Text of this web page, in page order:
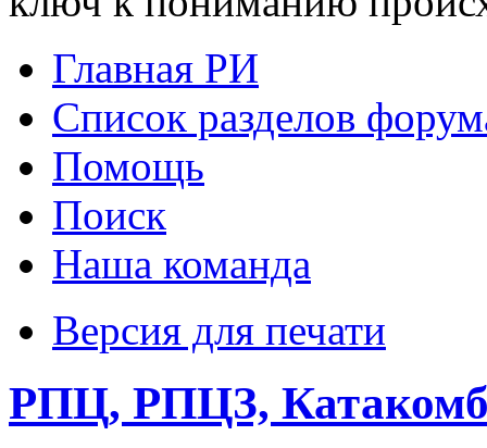
Главная РИ
Список разделов
Помощь
Поиск
Наша команда
Версия для печати
РПЦ, РПЦЗ,